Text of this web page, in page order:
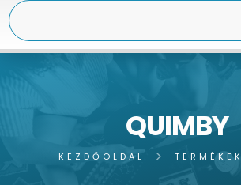
QUIMBY
KEZDŐOLDAL TERMÉKEK